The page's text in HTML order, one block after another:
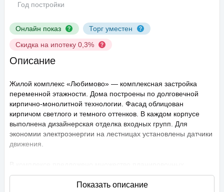
Онлайн показ
Торг уместен
Скидка на ипотеку 0,3%
Год постройки
Описание
Жилой комплекс «Любимово» — комплексная застройка
переменной этажности. Дома построены по долговечной
кирпично-монолитной технологии. Фасад облицован
кирпичом светлого и темного оттенков. В каждом корпусе
выполнена дизайнерская отделка входных групп. Для
экономии электроэнергии на лестницах установлены датчики
движения.
решений: в наличии квартиры, как классического типа, так и
европланировки. Они сдаются с подчистовой отделкой,